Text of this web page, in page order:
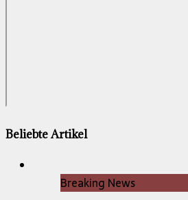
Beliebte Artikel
Breaking News